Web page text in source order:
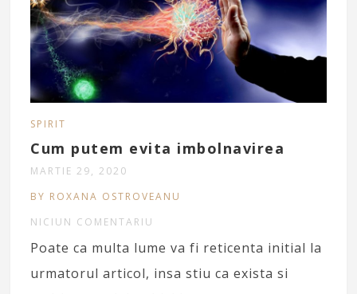
SPIRIT
Cum putem evita imbolnavirea
MARTIE 29, 2020
BY ROXANA OSTROVEANU
NICIUN COMENTARIU
Poate ca multa lume va fi reticenta initial la
urmatorul articol, insa stiu ca exista si